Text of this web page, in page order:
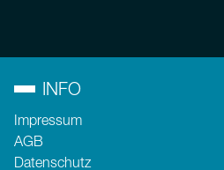
INFO
Impressum
AGB
Datenschutz